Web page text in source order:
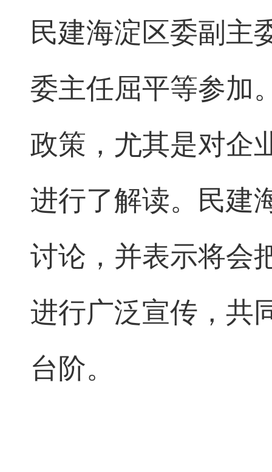
民建海淀区委副主
委主任屈平等参加
政策，尤其是对企
进行了解读。民建
讨论，并表示将会
进行广泛宣传，共
台阶。